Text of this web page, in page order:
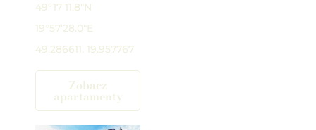
49°17’11.8″N
19°57’28.0″E
49.286611, 19.957767
Zobacz
apartamenty